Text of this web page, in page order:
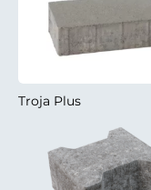
Troja Plus